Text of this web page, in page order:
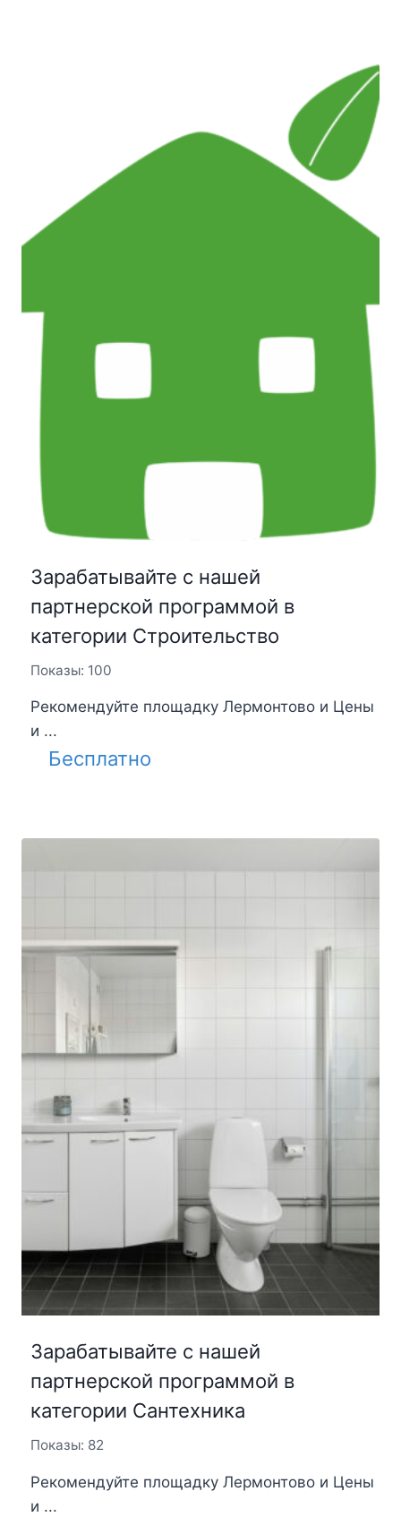
Зарабатывайте с нашей
партнерской программой в
категории Строительство
Показы: 100
Рекомендуйте площадку Лермонтово и Цены
и ...
Бесплатно
Зарабатывайте с нашей
партнерской программой в
категории Сантехника
Показы: 82
Рекомендуйте площадку Лермонтово и Цены
и ...